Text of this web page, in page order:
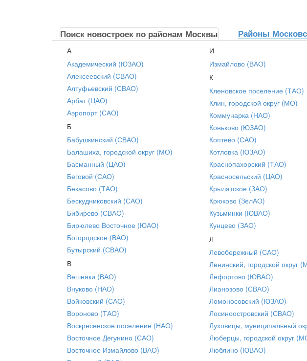
Поиск новостроек по районам Москвы Районы
А
Академический (ЮЗАО)
Алексеевский (СВАО)
Алтуфьевский (СВАО)
Арбат (ЦАО)
Аэропорт (САО)
Б
Бабушкинский (СВАО)
Балашиха, городской округ (МО)
Басманный (ЦАО)
Беговой (САО)
Бекасово (ТАО)
Бескудниковский (САО)
Бибирево (СВАО)
Бирюлево Восточное (ЮАО)
Богородское (ВАО)
Бутырский (СВАО)
В
Вешняки (ВАО)
Внуково (НАО)
Войковский (САО)
Вороново (ТАО)
Воскресенское поселение (НАО)
Восточное Дегунино (САО)
Восточное Измайлово (ВАО)
И
Измайлово (ВАО)
К
Кленовское поселение (ТАО)
Клин, городской округ (МО)
Коммунарка (НАО)
Коньково (ЮЗАО)
Коптево (САО)
Котловка (ЮЗАО)
Краснопахорский (ТАО)
Красносельский (ЦАО)
Крылатское (ЗАО)
Крюково (ЗелАО)
Кузьминки (ЮВАО)
Кунцево (ЗАО)
Л
Левобережный (САО)
Ленинский, городской округ
Лефортово (ЮВАО)
Лианозово (СВАО)
Ломоносовский (ЮЗАО)
Лосиноостровский (СВАО)
Луховицы, муниципальный
Люберцы, городской округ
Люблино (ЮВАО)